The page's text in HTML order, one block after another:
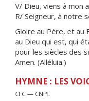
V/ Dieu, viens à mon
R/ Seigneur, à notre
Gloire au Père, et au
au Dieu qui est, qui
pour les siècles des
Amen. (Alléluia.)
HYMNE : LES
CFC — CNPL